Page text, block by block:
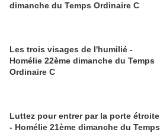
dimanche du Temps Ordinaire C
Les trois visages de l'humilié -
Homélie 22ème dimanche du Temps
Ordinaire C
Luttez pour entrer par la porte étroite
- Homélie 21ème dimanche du Temps